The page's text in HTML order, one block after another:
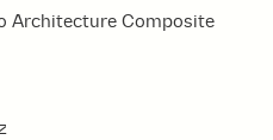
Architecture Composite